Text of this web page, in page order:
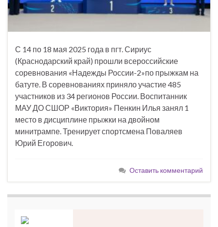
С 14 по 18 мая 2025 года в пгт. Сириус
(Краснодарский край) прошли всероссийские
соревнования «Надежды России-2»по прыжкам на
батуте. В соревнованиях приняло участие 485
участников из 34 регионов России. Воспитанник
МАУ ДО СШОР «Виктория» Пенкин Илья занял 1
место в дисциплине прыжки на двойном
минитрампе. Тренирует спортсмена Поваляев
Юрий Егорович.
Оставить комментарий